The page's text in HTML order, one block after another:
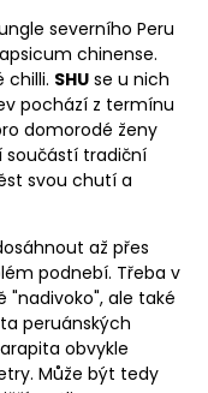
severního Peru
chinense.
chilli. SHU se u nich
pochází z termínu
domorodé ženy
součástí tradiční
svou chutí a
až přes
podnebí. Třeba v
"nadivoko", ale také
peruánských
obvykle
Může být tedy